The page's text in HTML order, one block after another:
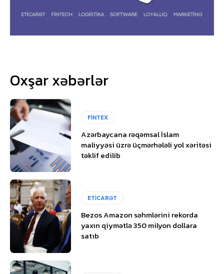
Oxşar xəbərlər
FİNTEX
Azərbaycana rəqəmsal İslam
maliyyəsi üzrə üçmərhələli yol xəritəsi
təklif edilib
ETİCARƏT
Bezos Amazon səhmlərini rekorda
yaxın qiymətlə 350 milyon dollara
satıb